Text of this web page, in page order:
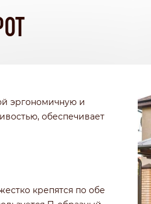
эргономичную и
обеспечивает
крепятся по обе